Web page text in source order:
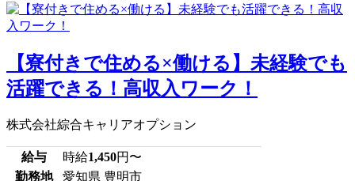
【寮付きで住める×働ける】未経験でも
活躍できる！高収入ワーク！
株式会社綜合キャリアオプション
給与 時給1,450円〜
勤務地
愛知県 豊明市